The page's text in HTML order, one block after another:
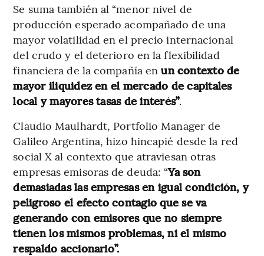
Se suma también al “menor nivel de
producción esperado acompañado de una
mayor volatilidad en el precio internacional
del crudo y el deterioro en la flexibilidad
financiera de la compañía enun contexto de
mayor iliquidez en el mercado de capitales
local y mayores tasas de interés”.
Claudio Maulhardt, Portfolio Manager de
Galileo Argentina, hizo hincapié desde la red
social X al contexto que atraviesan otras
empresas emisoras de deuda: “Ya son
demasiadas las empresas en igual condición, y
peligroso el efecto contagio que se va
generando con emisores que no siempre
tienen los mismos problemas, ni el mismo
respaldo accionario”.